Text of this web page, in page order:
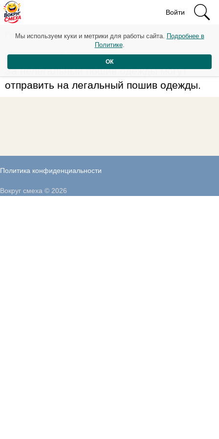
Войти
Рейтинг: 77
Интересный факт:
За нелегальный пошив одежды могут
отправить на легальный пошив одежды.
Политика конфиденциальности
Мы используем куки и метрики для работы сайта. Подробнее в
Политике.
ОК
Вокруг смеха © 2026